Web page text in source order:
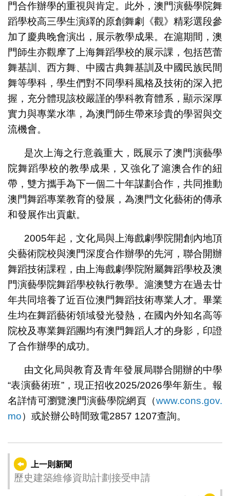
門合作辦學的重視與肯定。此外，澳門演藝學院舞
蹈學校高三學生演繹的原創舞劇《觀》精彩選段參
加了慶典晚會演出，展示教學成果。在滬期間，澳
門師生亦觀摩了上海舞蹈學校的展示課，包括芭蕾
舞基訓、西方舞、中國古典舞基訓及中國民族民間
舞等學科，學生們對不同學科風格及技術的深入把
握，充分體現該校嚴謹的學科教育體系，顯示深厚
實力與專業水準，為澳門師生帶來珍貴的學習與交
流機會。
是次上海之行意義重大，既展示了澳門演藝學
院舞蹈學校的教學成果，又強化了滬澳合作的紐
帶，雙方攜手為下一個二十年謀劃合作，共同推動
澳門舞蹈專業教育的發展，為澳門文化藝術的傳承
和發展作出貢獻。
2005年起，文化局與上海戲劇學院開創內地頂
尖藝術院校與澳門深度合作辦學的先河，聯合開辦
舞蹈技術課程，由上海戲劇學院附屬舞蹈學校及澳
門演藝學院舞蹈學校執行教學。滬澳雙方在過去廿
年共同培養了近百位澳門舞蹈技術專業人才。畢業
生均在舞蹈藝術領域發光發熱，在國內外知名高等
院校及專業舞蹈團均有澳門舞蹈人才的身影，印證
了合作辦學的成功。
由文化局與教育及青年發展局聯合開辦的中學
“表演藝術班”，現正招收2025/2026學年新生。報
名詳情可瀏覽澳門演藝學院網頁（www.cons.gov.
mo）或於辦公時間致電2857 1207查詢。
上一則新聞
歷史建築維修資助計劃接受申請